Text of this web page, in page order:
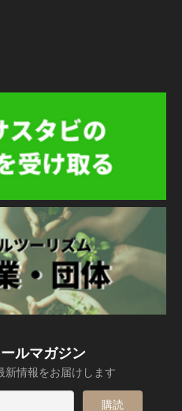
ルマガジン
新情報をお届けします